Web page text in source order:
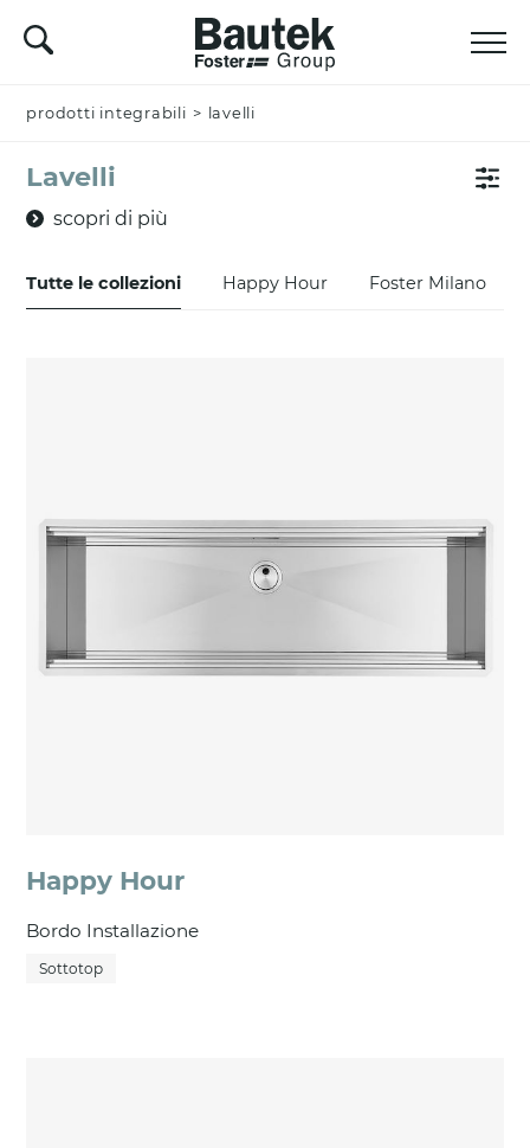
prodotti integrabili > lavelli
Lavelli
scopri di più
Tutte le collezioni Happy Hour Foster Milano
Happy Hour
Bordo Installazione
Sottotop